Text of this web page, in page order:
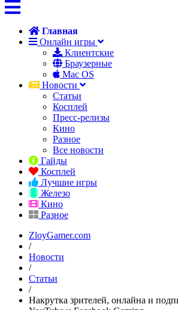
Главная
Онлайн игры
Клиентские
Браузерные
Mac OS
Новости
Статьи
Косплей
Пресс-релизы
Кино
Разное
Все новости
Гайды
Косплей
Лучшие игры
Железо
Кино
Разное
ZloyGamer.com
/
Новости
/
Статьи
/
Накрутка зрителей, онлайна и